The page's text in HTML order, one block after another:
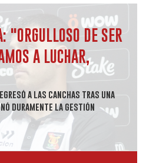
"ORGULLOSO DE SER
A LUCHAR,
a las canchas tras una
duramente la gestión